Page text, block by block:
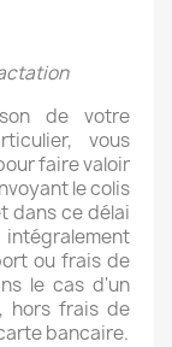
de votre
vous
faire valoir
le colis
dans ce délai
ou frais de
le cas d'un
hors frais de
bancaire.